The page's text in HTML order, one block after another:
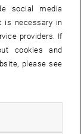
zu
wird direkt
Software des
wie sich der
Je mehr
Motor-
social media
is necessary in
providers. If
cookies and
please see